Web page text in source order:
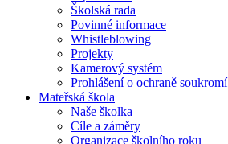
Školská rada
Povinné informace
Whistleblowing
Projekty
Kamerový systém
Prohlášení o ochraně soukromí
Mateřská škola
Naše školka
Cíle a záměry
Organizace školního roku